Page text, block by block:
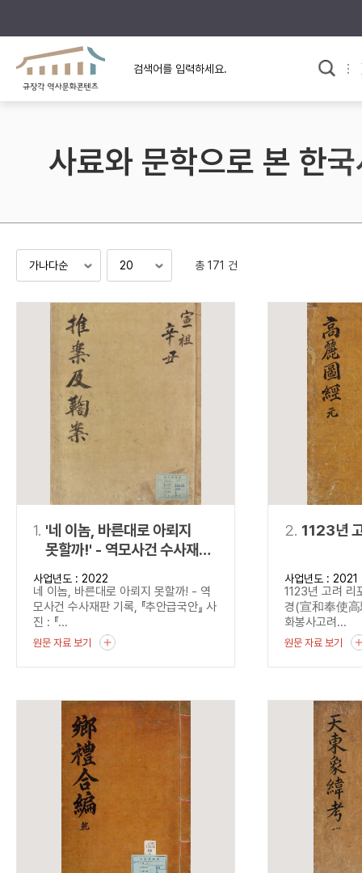
규장각의 어제와 오늘
규장각 소개영상
사료와 문학으로 본
고대
고려
조선 후기
검색 연산자 사용안내
정조 AND 정약용
“정조”와 “정약
“정조” 또는 “
NOT 정조 NOT 정약용
“정조”가 나온
료를 검색
사료와 문학으로 본 한
총 171 건
1. '네 이놈, 바른대로 아뢰지
못할까!' - 역모사건 수사재판
기록, 『추안급국안』
사업년도 : 2022
네 이놈, 바른대로 아뢰지 못할까! - 역
모사건 수사재판 기록, 『추안급국안』 사
진 : 『...
원문 자료 보기
2. 1123년
사업년도 : 2021
1123년 고려 리
경(宣和奉使高
화봉사고려...
원문 자료 보기